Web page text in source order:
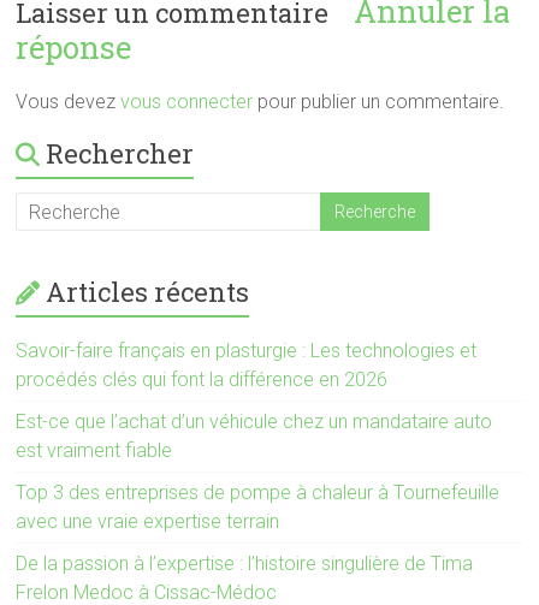
Laisser un commentaire
Annuler la
réponse
Vous devezvous connecter pour publier un commentaire.
Rechercher
Articles récents
Savoir-faire français en plasturgie : Les technologies et
procédés clés qui font la différence en 2026
Est-ce que l’achat d’un véhicule chez un mandataire auto
est vraiment fiable
Top 3 des entreprises de pompe à chaleur à Tournefeuille
avec une vraie expertise terrain
De la passion à l’expertise : l’histoire singulière de Tima
Frelon Medoc à Cissac-Médoc